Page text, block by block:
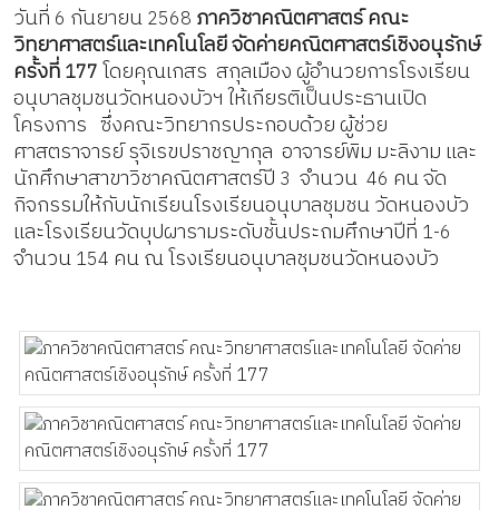
วันที่ 6 กันยายน2568 ภาควิชาคณิตศาสตร์ คณะ
วิทยาศาสตร์และเทคโนโลยี จัดค่ายคณิตศาสตร์เชิงอนุรักษ์
ครั้งที่177โดยคุณเกสร สกุลเมือง ผู้อำนวยการโรงเรียน
อนุบาลชุมชนวัดหนองบัวฯ ให้เกียรติเป็นประธานเปิด
โครงการ ซึ่งคณะวิทยากรประกอบด้วยผู้ช่วย
ศาสตราจารย์ รุจิเรขปราชญากุล อาจารย์พิม มะลิงาม และ
นักศึกษาสาขาวิชาคณิตศาสตร์ปี 3 จำนวน 46 คน จัด
กิจกรรมให้กับนักเรียนโรงเรียนอนุบาลชุมชนวัดหนองบัว
และโรงเรียนวัดบุปผารามระดับชั้นประถมศึกษาปีที่ 1-6
จำนวน154 คน ณ โรงเรียนอนุบาลชุมชนวัดหนองบัว